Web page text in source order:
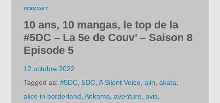
PODCAST
10 ans, 10 mangas, le top de la
#5DC – La 5e de Couv’ – Saison 8
Episode 5
12 octobre 2022
Tagged as:#5DC ,5DC ,A Silent Voice ,ajin ,akata
alice in borderland ,Ankama ,aventure ,avis